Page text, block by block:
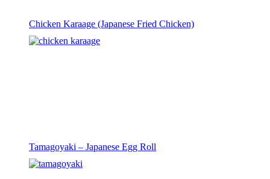
Chicken Karaage (Japanese Fried Chicken)
Tamagoyaki – Japanese Egg Roll